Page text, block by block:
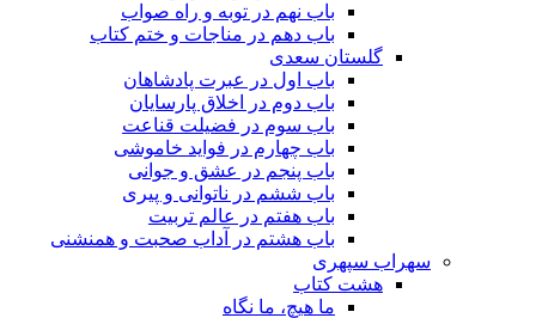
باب نهم در توبه و راه صواب
باب دهم در مناجات و ختم کتاب
گلستان سعدی
باب اول در عبرت پادشاهان
باب دوم در اخلاق پارسایان
باب سوم در فضیلت قناعت
باب چهارم در فواید خاموشى
باب پنجم در عشق و جوانى
باب ششم در ناتوانى و پیرى
باب هفتم در عالم تربیت
باب هشتم در آداب صحبت و همنشنى
سهراب سپهری
هشت کتاب
ما هیچ، ما نگاه